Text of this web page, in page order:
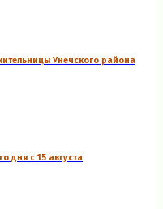
Унечского района
дня с 15 августа